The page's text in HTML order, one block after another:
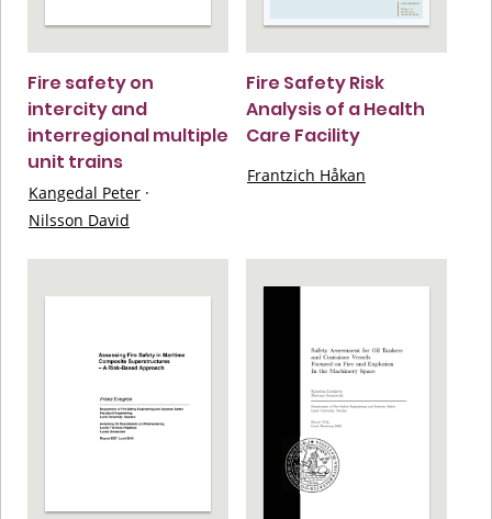
Fire safety on
intercity and
interregional multiple
unit trains
Kangedal Peter ·
Nilsson David
Fire Safety Risk
Analysis of a Health
Care Facility
Frantzich Håkan